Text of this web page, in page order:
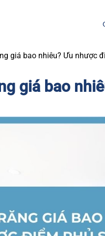
giá bao nhiêu? Ưu nhược
giá bao